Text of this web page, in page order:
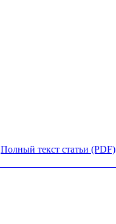
Полный текст статьи (PDF)